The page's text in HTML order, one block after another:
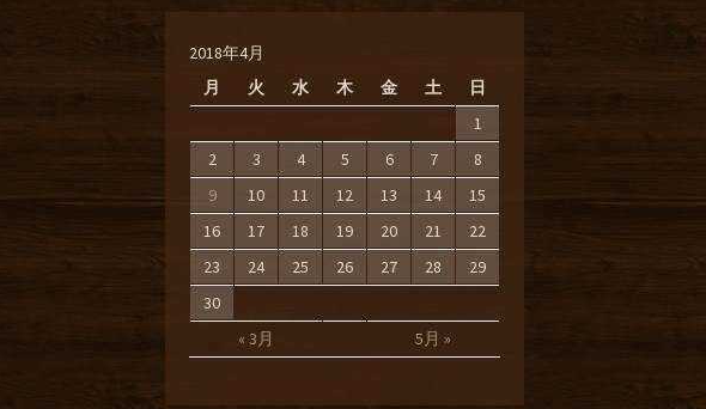
2018年4月
月
火 水 木 金 土 日
« 3月 5月 »
1
2
3 4 5 6 7
8
9
10 11 12 13 14
15
16
17 18 19 20 21
22
23
24 25 26 27 28
29
30